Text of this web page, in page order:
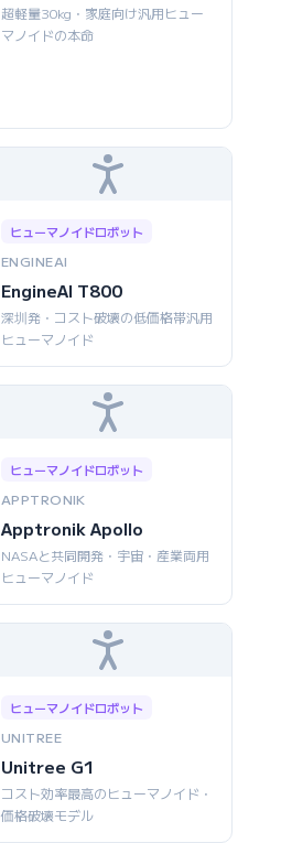
超軽量30kg・家庭向け汎用ヒュー
マノイドの本命
ヒューマノイドロボット
ENGINEAI
EngineAI T800
深圳発・コスト破壊の低価格帯汎用
ヒューマノイド
ヒューマノイドロボット
APPTRONIK
Apptronik Apollo
NASAと共同開発・宇宙・産業両用
ヒューマノイド
ヒューマノイドロボット
UNITREE
Unitree G1
コスト効率最高のヒューマノイド・
価格破壊モデル